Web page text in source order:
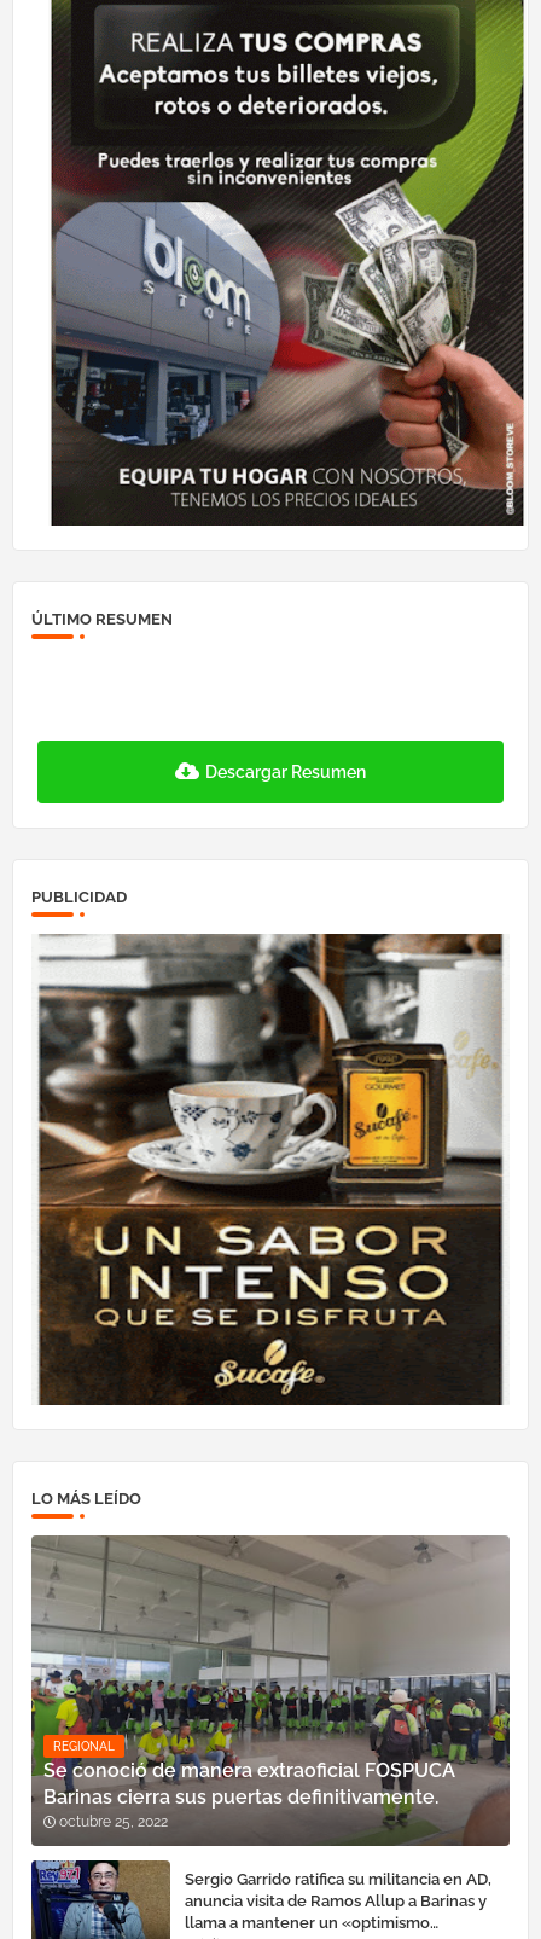
ÚLTIMO RESUMEN
Descargar Resumen
PUBLICIDAD
LO MÁS LEÍDO
REGIONAL
Se conoció de manera extraoficial FOSPUCA
Barinas cierra sus puertas definitivamente.
octubre 25, 2022
Sergio Garrido ratifica su militancia en AD,
anuncia visita de Ramos Allup a Barinas y
llama a mantener un «optimismo